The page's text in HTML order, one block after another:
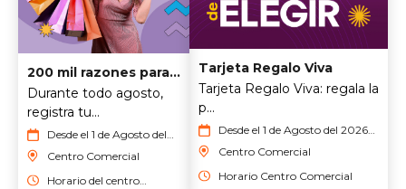
200 mil razones para sonreír
Durante todo agosto,
registra tu...
Desde el 1 de Agosto del
Agosto del 2026
Centro Comercial
Horario del centro
Tarjeta Regalo Viva
Tarjeta Regalo Viva: regala la
p...
Desde el 1 de Agosto del 2026
Centro Comercial
Horario Centro Comercial